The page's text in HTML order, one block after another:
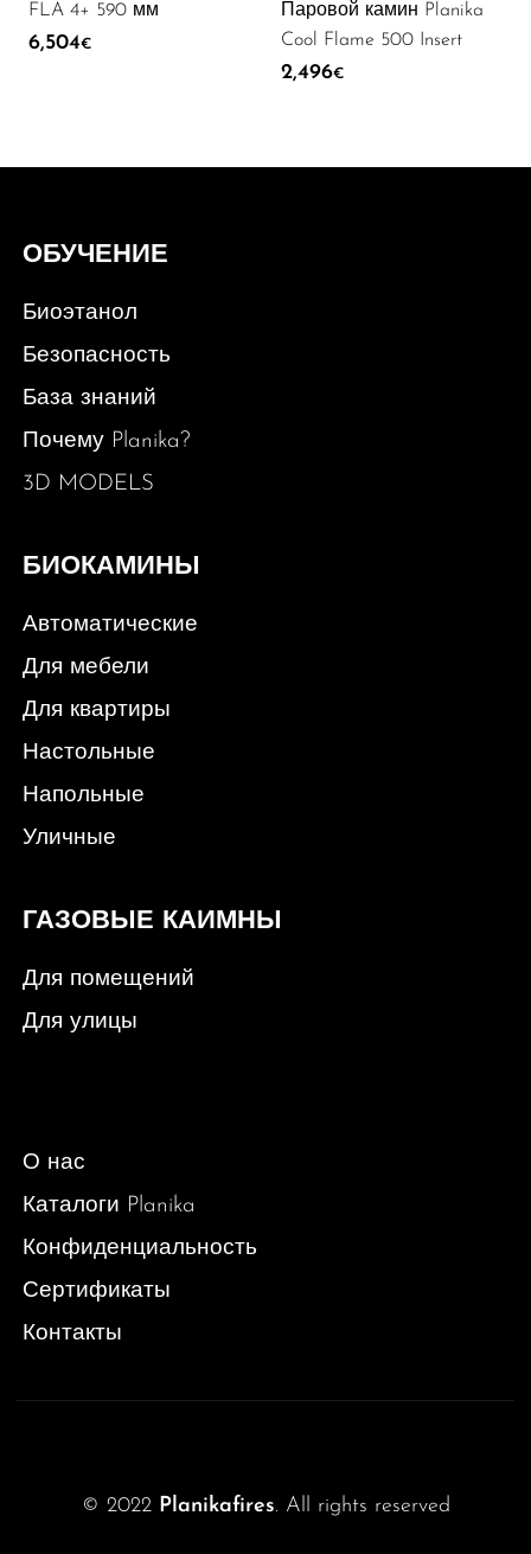
FLA 4+ 590 мм
6,504€
Паровой камин Planika
Cool Flame 500 Insert
2,496€
ОБУЧЕНИЕ
Биоэтанол
Безопасность
База знаний
Почему Planika?
3D MODELS
БИОКАМИНЫ
Автоматические
Для мебели
Для квартиры
Настольные
Напольные
Уличные
ГАЗОВЫЕ КАИМНЫ
Для помещений
Для улицы
О нас
Каталоги Planika
Конфиденциальность
Сертификаты
Контакты
© 2022Planikafires. All rights reserved